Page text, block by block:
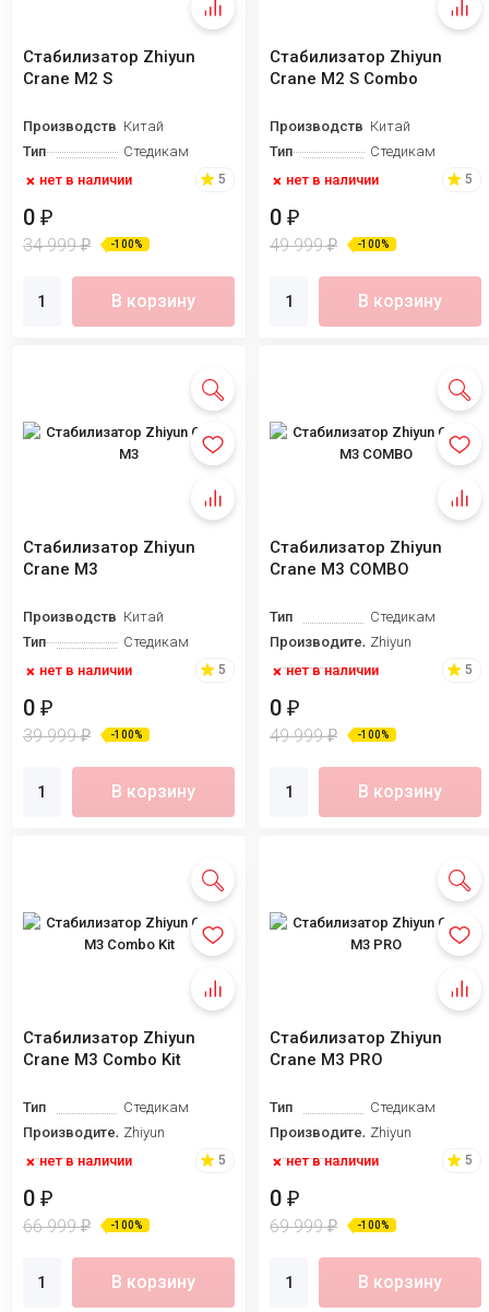
Стабилизатор Zhiyun
Crane M2 S
ПроизводствоКитай
Тип
Стедикам
нет в наличии
5
0 ₽
34 999₽ -100%
В корзину
Стабилизатор Zhiyun
Crane M2 S Combo
ПроизводствоКитай
Тип
Стедикам
нет в наличии
5
0₽
49 999₽ -100%
В корзину
Стабилизатор Zhiyun
Crane M3
ПроизводствоКитай
Тип
Стедикам
нет в наличии
5
0 ₽
39 999₽ -100%
В корзину
Стабилизатор Zhiyun
Crane M3 COMBO
Тип
Стедикам
ПроизводительZhiyun
нет в наличии
5
0₽
49 999₽ -100%
В корзину
Стабилизатор Zhiyun
Crane M3 Combo Kit
Тип
Стедикам
ПроизводительZhiyun
нет в наличии
5
0 ₽
66 999₽ -100%
В корзину
Стабилизатор Zhiyun
Crane M3 PRO
Тип
Стедикам
ПроизводительZhiyun
нет в наличии
5
0₽
69 999₽ -100%
В корзину